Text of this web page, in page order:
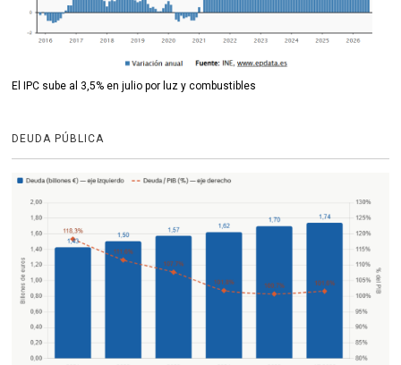
El IPC sube al 3,5% en julio por luz y combustibles
DEUDA PÚBLICA